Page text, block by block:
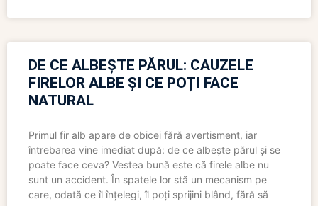
DE CE ALBEȘTE PĂRUL: CAUZELE
FIRELOR ALBE ȘI CE POȚI FACE
NATURAL
Primul fir alb apare de obicei fără avertisment, iar
întrebarea vine imediat după: de ce albește părul și se
poate face ceva? Vestea bună este că firele albe nu
sunt un accident. În spatele lor stă un mecanism pe
care, odată ce îl înțelegi, îl poți sprijini blând, fără să